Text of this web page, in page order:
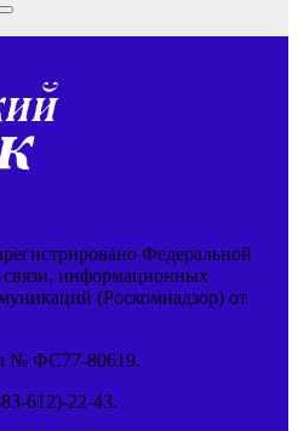
Федеральной
связи, информационных
(Роскомнадзор) от
№ ФС77-80619.
612)-22-43.